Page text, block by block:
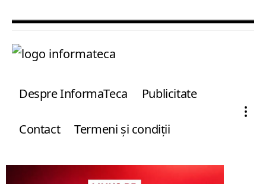
Despre InformaTeca Publicitate
Contact Termeni şi condiţii